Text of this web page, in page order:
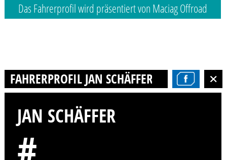
Das Fahrerprofil wird präsentiert von Maciag Offroad
FAHRERPROFIL JAN SCHÄFFER
JAN SCHÄFFER
#